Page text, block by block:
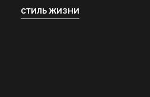
СТИЛЬ ЖИЗНИ